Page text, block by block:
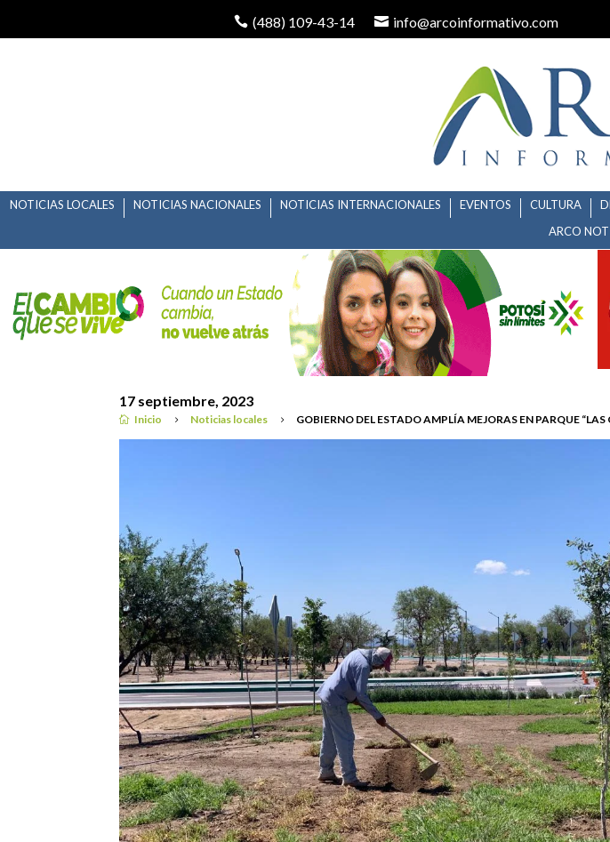
(488) 109-43-14 info@arcoinformativo.com
NOTICIAS LOCALES NOTICIAS NACIONALES NOTICIAS INTERNACIONALES EVENTOS CULTURA
ARCO
 Inicio 5 Noticias locales 5 GOBIERNO DEL ESTADO AMPLÍA MEJORAS EN PARQUE “LAS
GOBIERNO DEL ESTADO AMPLÍA
17 septiembre, 2023